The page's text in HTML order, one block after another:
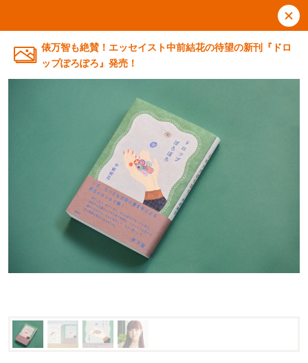
俵万智も絶賛！エッセイスト中前結花の待望の新刊『ドロ
ップぽろぽろ』発売！